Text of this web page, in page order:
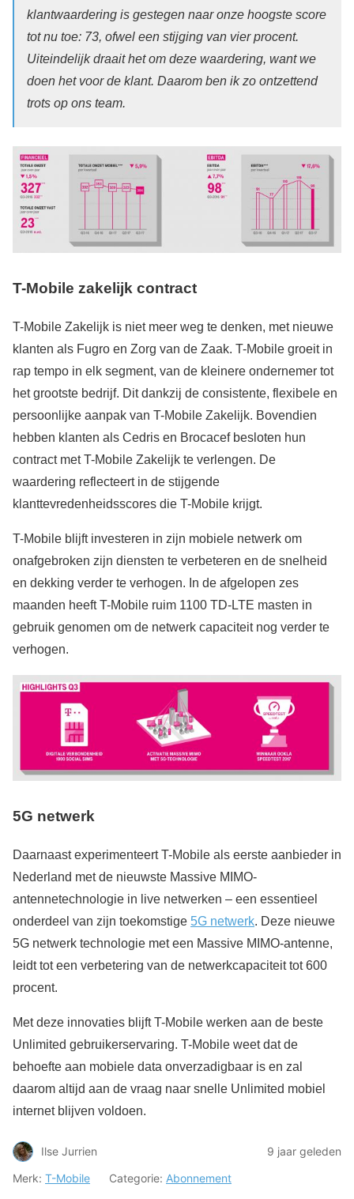
klantwaardering is gestegen naar onze hoogste score
tot nu toe: 73, ofwel een stijging van vier procent.
Uiteindelijk draait het om deze waardering, want we
doen het voor de klant. Daarom ben ik zo ontzettend
trots op ons team.
T-Mobile zakelijk contract
T-Mobile Zakelijk is niet meer weg te denken, met nieuwe
klanten als Fugro en Zorg van de Zaak. T-Mobile groeit in
rap tempo in elk segment, van de kleinere ondernemer tot
het grootste bedrijf. Dit dankzij de consistente, flexibele en
persoonlijke aanpak van T-Mobile Zakelijk. Bovendien
hebben klanten als Cedris en Brocacef besloten hun
contract met T-Mobile Zakelijk te verlengen. De
waardering reflecteert in de stijgende
klanttevredenheidsscores die T-Mobile krijgt.
T-Mobile blijft investeren in zijn mobiele netwerk om
onafgebroken zijn diensten te verbeteren en de snelheid
en dekking verder te verhogen. In de afgelopen zes
maanden heeft T-Mobile ruim 1100 TD-LTE masten in
gebruik genomen om de netwerk capaciteit nog verder te
verhogen.
5G netwerk
Daarnaast experimenteert T-Mobile als eerste aanbieder in
Nederland met de nieuwste Massive MIMO-
antennetechnologie in live netwerken – een essentieel
onderdeel van zijn toekomstige 5G netwerk. Deze nieuwe
5G netwerk technologie met een Massive MIMO-antenne,
leidt tot een verbetering van de netwerkcapaciteit tot 600
procent.
Met deze innovaties blijft T-Mobile werken aan de beste
Unlimited gebruikerservaring. T-Mobile weet dat de
behoefte aan mobiele data onverzadigbaar is en zal
daarom altijd aan de vraag naar snelle Unlimited mobiel
internet blijven voldoen.
Ilse Jurrien
9 jaar geleden
Merk: T-Mobile Categorie: Abonnement